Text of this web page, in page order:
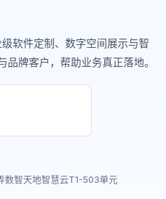
软件定制、数字空间展示与智
牌客户，帮助业务真正落地。
数智天地智慧云T1-503单元